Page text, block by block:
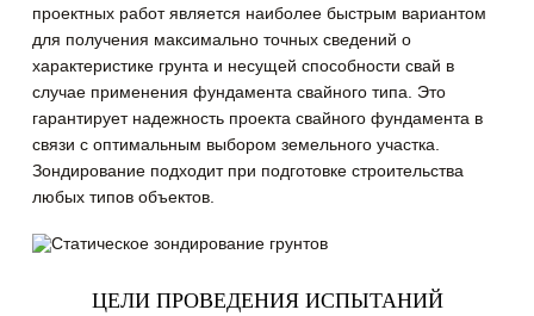
проектных работ является наиболее быстрым вариантом
для получения максимально точных сведений о
характеристике грунта и несущей способности свай в
случае применения фундамента свайного типа. Это
гарантирует надежность проекта свайного фундамента в
связи с оптимальным выбором земельного участка.
Зондирование подходит при подготовке строительства
любых типов объектов.
ЦЕЛИ ПРОВЕДЕНИЯ ИСПЫТАНИЙ